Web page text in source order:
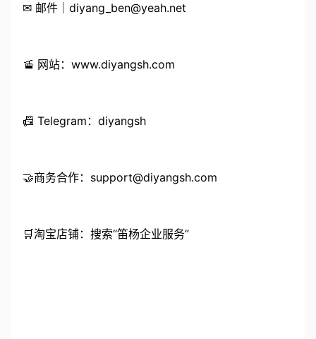
✉ 邮件｜diyang_ben@yeah.net
🚡 网站：www.diyangsh.com
📠 Telegram：diyangsh
🤝商务合作：support@diyangsh.com
🛒淘宝店铺：搜索“笛杨企业服务”